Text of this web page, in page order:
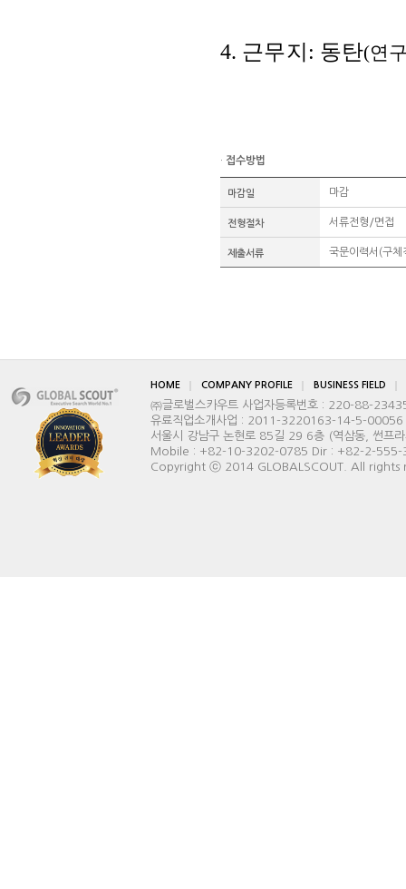
4. 근무지 : 동탄(연
· 접수방법
마감일 마감
전형절차 서류전형/면접
제출서류 국문이력서(구체
HOME COMPANY PROFILE BUSINESS FIELD
㈜글로벌스카우트 사업자등록번호 : 220-88-
유료직업소개사업 : 2011-3220163-14-5-
서울시 강남구 논현로 85길 29 6층 (역삼동, 썬
Mobile : +82-10-3202-0785 Dir : +82-2-
Copyright ⓒ 2014 GLOBALSCOUT. All rights